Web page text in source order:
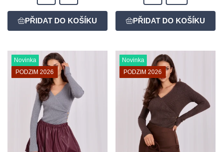
Novinka
PODZIM 2026
Novinka
PODZIM 2026